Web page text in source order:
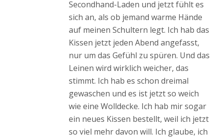
Secondhand-Laden und jetzt fühlt es
sich an, als ob jemand warme Hände
auf meinen Schultern legt. Ich hab das
Kissen jetzt jeden Abend angefasst,
nur um das Gefühl zu spüren. Und das
Leinen wird wirklich weicher, das
stimmt. Ich hab es schon dreimal
gewaschen und es ist jetzt so weich
wie eine Wolldecke. Ich hab mir sogar
ein neues Kissen bestellt, weil ich jetzt
so viel mehr davon will. Ich glaube, ich